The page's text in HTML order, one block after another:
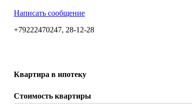
Написать сообщение
+79222470247, 28-12-28
Квартира в ипотеку
Стоимость квартиры